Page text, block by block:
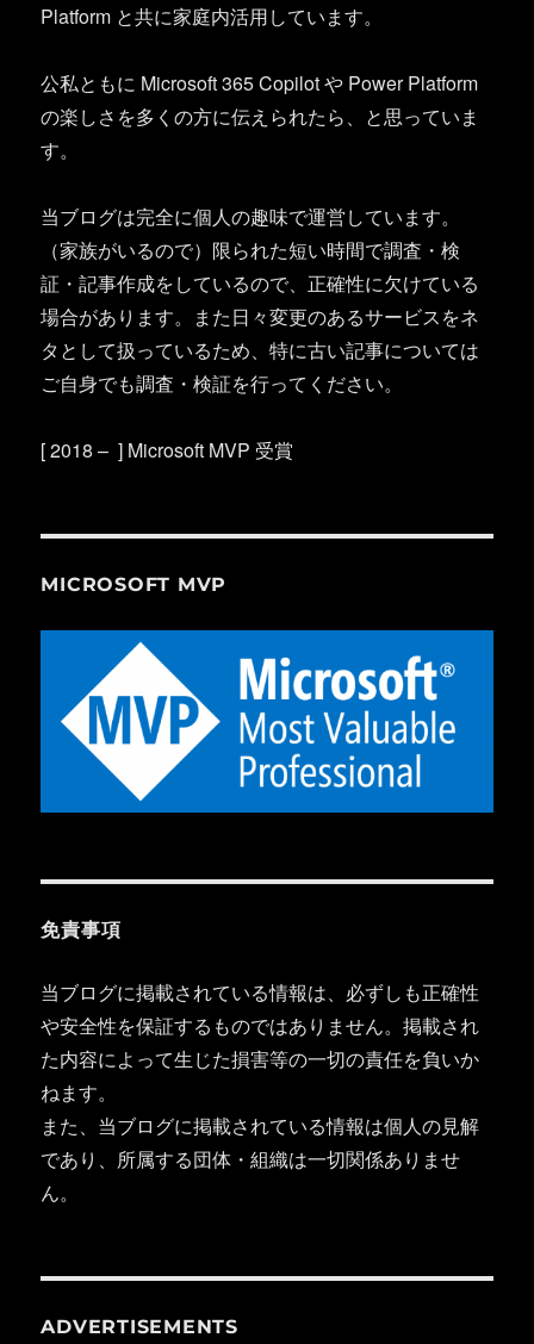
Platform と共に家庭内活用しています。
公私ともに Microsoft 365 Copilot や Power Platform
の楽しさを多くの方に伝えられたら、と思っていま
す。
当ブログは完全に個人の趣味で運営しています。
（家族がいるので）限られた短い時間で調査・検
証・記事作成をしているので、正確性に欠けている
場合があります。また日々変更のあるサービスをネ
タとして扱っているため、特に古い記事については
ご自身でも調査・検証を行ってください。
[ 2018 – ] Microsoft MVP 受賞
MICROSOFT MVP
免責事項
当ブログに掲載されている情報は、必ずしも正確性
や安全性を保証するものではありません。掲載され
た内容によって生じた損害等の一切の責任を負いか
ねます。
また、当ブログに掲載されている情報は個人の見解
であり、所属する団体・組織は一切関係ありませ
ん。
ADVERTISEMENTS